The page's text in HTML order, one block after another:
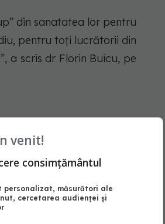
din sanatatea lor pentru
pentru toți lucrătorii din
a scris dr Florin Buicu, pe
venit!
consimțământul
personalizat, măsurători ale
cercetarea audienței și